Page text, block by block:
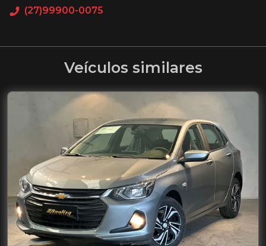
(27)99900-0075
Veículos similares